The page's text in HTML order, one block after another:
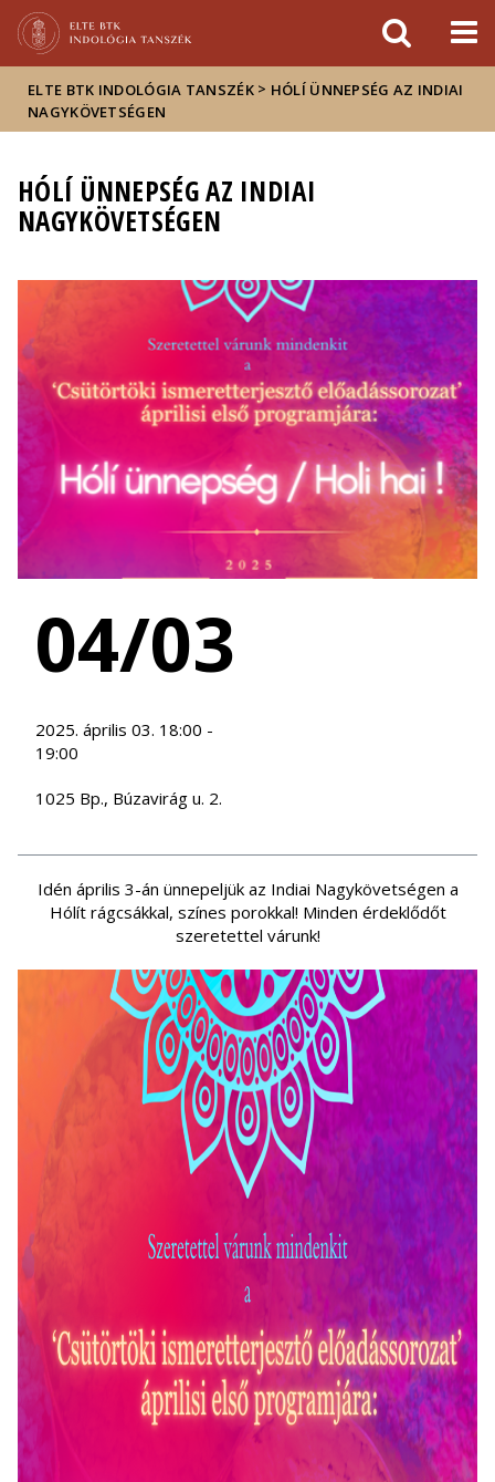
sajtóban
ELTE BTK INDOLÓGIA TANSZÉK > HÓLÍ ÜNNEPSÉG AZ INDIAI
NAGYKÖVETSÉGEN
HÓLÍ ÜNNEPSÉG AZ INDIAI
NAGYKÖVETSÉGEN
04/03
2025. április 03. 18:00 -
19:00
1025 Bp., Búzavirág u. 2.
Idén április 3-án ünnepeljük az Indiai Nagykövetségen a
Hólít rágcsákkal, színes porokkal! Minden érdeklődőt
szeretettel várunk!